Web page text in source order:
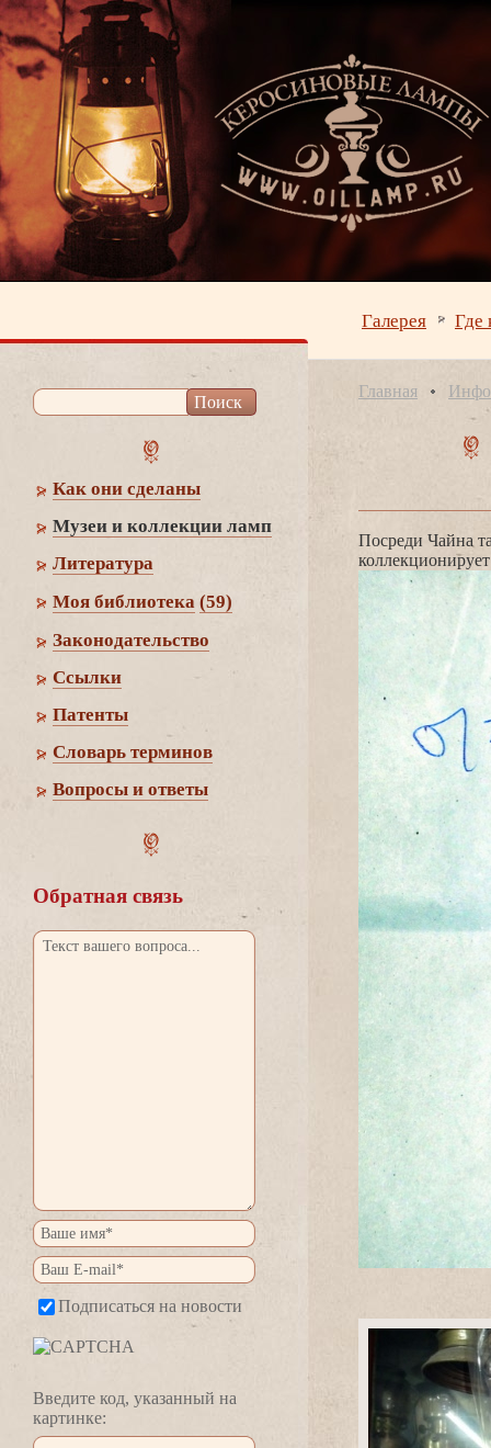
Галерея Где
Как они сделаны
Музеи и коллекции ламп
Литература
Моя библиотека (59)
Законодательство
Cсылки
Патенты
Словарь термино
опросы и ответы
Обратная связь
Подписаться на новости
едите код, указанный на
картинке:
Главная
Посреди Чайна
коллекционирует